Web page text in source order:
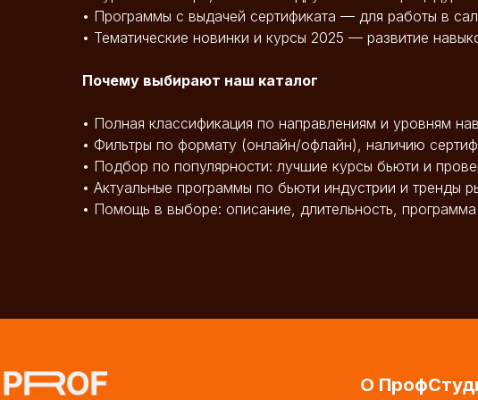
• Программы с выдачей сертификата — для работы в
• Тематические новинки и курсы 2025 — развитие
Почему выбирают наш каталог
• Полная классификация по направлениям и уровням
• Фильтры по формату (онлайн/офлайн), наличию
• Подбор по популярности: лучшие курсы бьюти и
• Актуальные программы по бьюти индустрии и тренды
• Помощь в выборе: описание, длительность,
О